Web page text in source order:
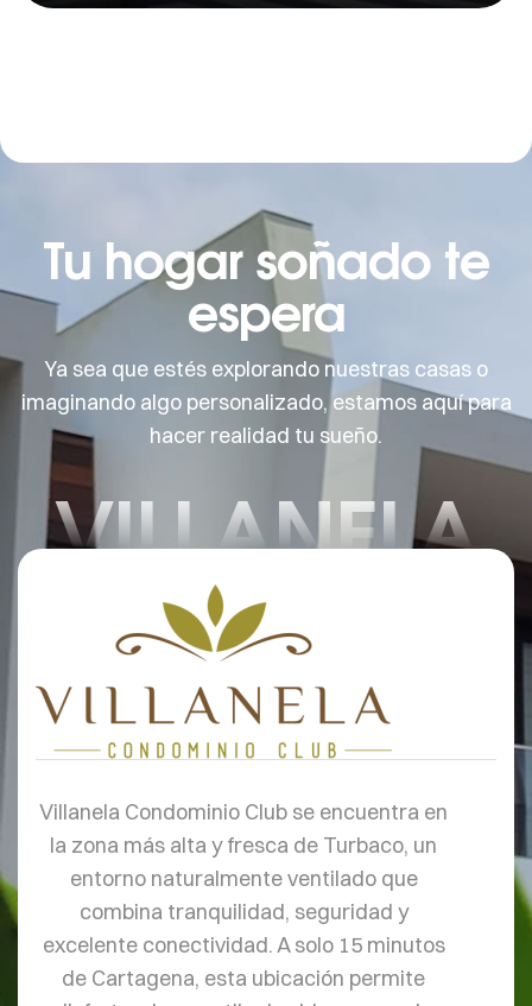
Tu hogar soñado te
espera
Ya sea que estés explorando nuestras casas o
imaginando algo personalizado, estamos aquí para
hacer realidad tu sueño.
VILLANELA
Villanela Condominio Club se encuentra en
la zona más alta y fresca de Turbaco, un
entorno naturalmente ventilado que
combina tranquilidad, seguridad y
excelente conectividad. A solo 15 minutos
de Cartagena, esta ubicación permite